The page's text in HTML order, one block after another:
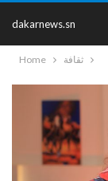
dakarnews.sn
Home ثقافة